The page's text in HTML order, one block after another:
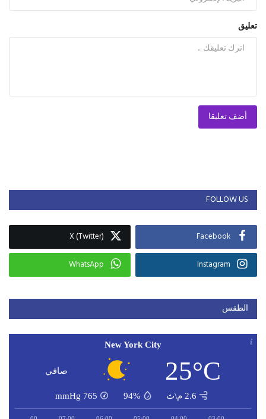
تعليق
أضف تعليقا
FOLLOW US
Facebook
X (Twitter)
Instagram
WhatsApp
الطقس
New York City
25°C صافي
2.6 م\ث 94%
765
mmHg